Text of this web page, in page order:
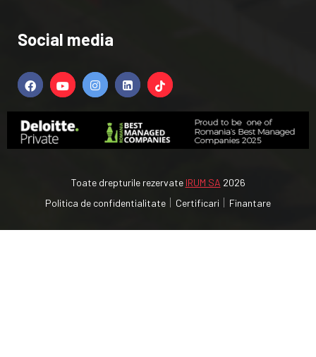
Social media
Toate drepturile rezervate IRUM SA 2026
Politica de confidentialitate
Certificari Finantare